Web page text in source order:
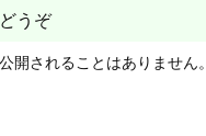
うぞ
開されることはありません。